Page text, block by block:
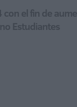
el fin de
Estudiantes